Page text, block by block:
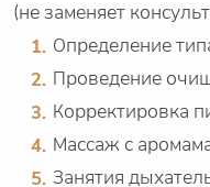
(не заменяет
Определение
Проведение
Корректировка
Массаж с
Занятия